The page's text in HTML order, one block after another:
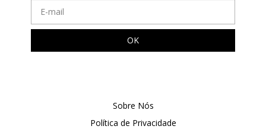
Sobre Nós
Política de Privacidade